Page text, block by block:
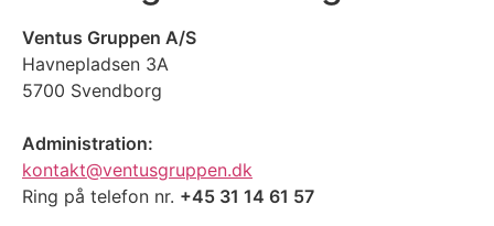
Ventus Gruppen A/S
Havnepladsen 3A
5700 Svendborg
Administration:
kontakt@ventusgruppen.dk
Ring på telefon nr. +45 31 14 61 57